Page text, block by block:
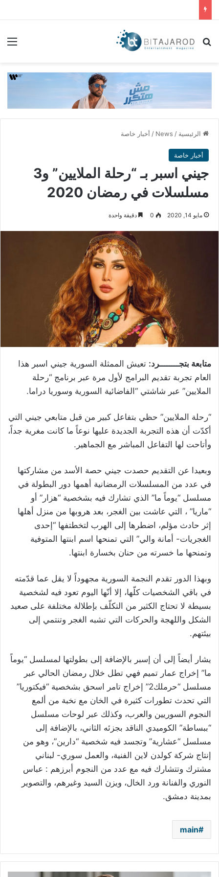
بحث عن
الرئيسية /
News
/ أخبار خاصة
أخبار خاصة
جيني اسبر بـ “رحلة الملايين” و3
مسلسلات في رمضان 2020
مايو 14, 2020 0 دقيقة واحدة
متابعة بتجــــــــرد: تعيش الممثلة السورية جيني اسبر هذا
العام تجربة تقديم البرامج لأول مرة عبر برنامج “رحلة
الملايين” عبر شاشتي “الفاضائية السورية وسوريا دراما.
“رحلة الملايين” حظي بتفاعل كبير من قبل متابعي جيني التي
أكدّت أن هذه التجربة الجديدة عليها نوعاً ما كانت مغرية جداً،
وأتاحت لها التفاعل المباشر مع الجماهير.
وبعيدا عن التقديم حصدت جيني حصة الأسد من مشاركتها
في عدد من المسلسلات الرمضانية أهمها دور البطولة في
مسلسل “يوماً ما” الذي تشارك فيه بشخصية “هزار” أو
“ماريا” ، التي عاشت بين الغجر، بعد هروبها من منزل أهلها
إثر حادث مؤلم، اضطرها إلى الهرب لتخطتفها “إحدى
الغجريات- أمانة والي” التي تمنحها اسم ابنتها المتوفية
وتمنحها ما خسرته من حنان بخسارة ابنتها.
وبهذا الدور تقدم النجمة السورية مجهوداً لا يقل عما قدّمته
في باقي الشخصيات كلّها، إلا أنّها اليوم تعود فيه لشخصية
بسيطة لا تحتاج الكثير من التكلّف بإطلالة مختلفة على صعيد
الشكل واللهجة والحركات التي تشبه الغجر وتنتمي إلى
بيئتهم.
يشار أيضاً إلى أن إسبر بالإضافة إلى بطولتها لمسلسل “يوماً
ما” إخراج عمار تميم فهي تطل خلال رمضان الحالي عبر
مسلسل “حرملك2” إخراج تامر اسحق بشخصية “فيكتوريا”
التي تحدث تطورات كثيرة في الخان مع نخبة من ألمع
النجوم السوريين والعرب، وكذلك عبر لوحات مسلسل
“ببساطة” الكوميدي الناقد بجزئه الثاني، بالإضافة إلى
مسلسل “عشارية” وتجسد فيه شخصية “دارين”، وهو من
إنتاج شركة كولدن لاين الفنية، والعمل سوري- لبناني
مشترك وتتشارك فيه مع عدد من النجوم أبرزهم : عباس
النوري والفنانة ورد الخال، ويزن السيد وغيرهم، والتصوير
بمدينة دمشق.
main